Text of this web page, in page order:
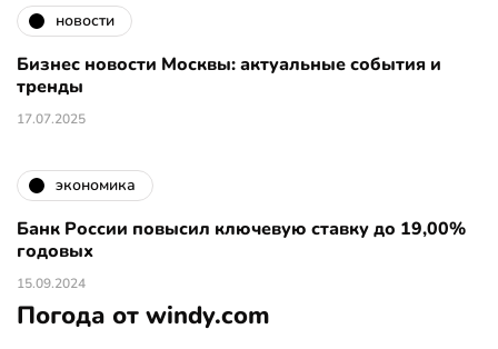
новости
Бизнес новости Москвы: актуальные события и
тренды
17.07.2025
экономика
Банк России повысил ключевую ставку до 19,00%
годовых
15.09.2024
Погода от windy.com